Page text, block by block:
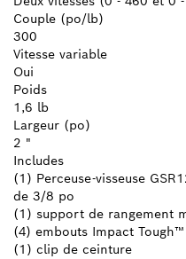
Couple (po/lb)
300
Vitesse variable
Oui
Poids
1,6 lb
Largeur (po)
2 "
Includes
(1) Perceuse-visseuse
de 3/8 po
(1) support de rangement
(4) embouts Impact Tough™
(1) clip de ceinture